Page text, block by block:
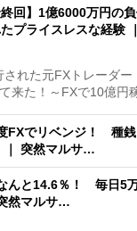
終回】1億6000万円の
プライスレスな経験
れた元FXトレーダー
て来た！～FXで10億円
FXでリベンジ！ 種
｜ 突然マルサ…
んと14.6％！ 毎日5
然マルサ…